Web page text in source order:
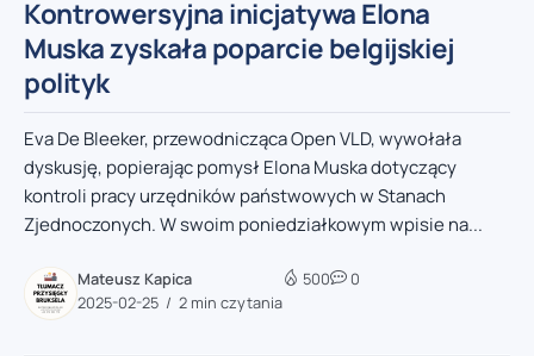
Kontrowersyjna inicjatywa Elona
Muska zyskała poparcie belgijskiej
polityk
Eva De Bleeker, przewodnicząca Open VLD, wywołała
dyskusję, popierając pomysł Elona Muska dotyczący
kontroli pracy urzędników państwowych w Stanach
Zjednoczonych. W swoim poniedziałkowym wpisie na...
Mateusz Kapica
2025-02-25
2 min czytania
500 0